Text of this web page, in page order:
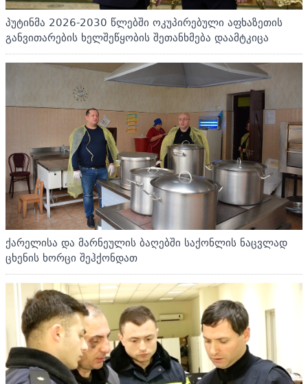
პუტინმა 2026-2030 წლებში ოკუპირებული აფხაზეთის
განვითარების ხელშეწყობის შეთანხმება დაამტკიცა
ქარელისა და მარნეულის ბაღებში საქონლის ნაცვლად
ცხენის ხორცი შეჰქონდათ